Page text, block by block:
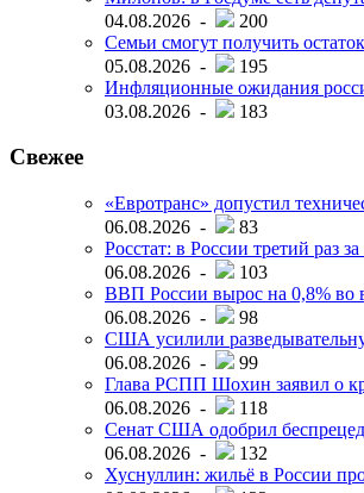
04.08.2026 -
200
Семьи смогут получить
05.08.2026 -
195
Инфляционные ожидания
03.08.2026 -
183
Свежее
«Евротранс» допустил
06.08.2026 -
83
Росстат: в России третий раз
06.08.2026 -
103
ВВП России вырос на 0,8% во
06.08.2026 -
98
США усилили
06.08.2026 -
99
Глава РСПП Шохин заявил о
06.08.2026 -
118
Сенат США одобрил
06.08.2026 -
132
Хуснуллин: жильё в России